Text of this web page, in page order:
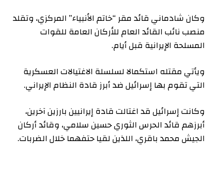
وكان شادماني قائد مقر “خاتم الأنبياء” المركزي، وتقلد
منصب نائب القائد العام للأركان العامة للقوات
المسلحة الإيرانية قبل أيام.
ويأتي مقتله استكمالا لسلسلة الاغتيالات العسكرية
التي تقوم بها إسرائيل ضد أبرز قادة النظام الإيراني.
وكانت إسرائيل قد اغتالت قادة إيرانيين بارزين آخرين،
أبرزهم قائد الحرس الثوري حسين سلامي، وقائد أركان
الجيش محمد باقري، اللذين لقيا حتفهما خلال الضربات.